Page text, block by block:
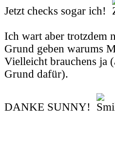
Jetzt checks sogar ich!
Ich wart aber trotzdem
Grund geben warums
Vielleicht brauchens ja
Grund dafür).
DANKE SUNNY!